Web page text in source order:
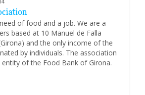
of food and a job. We are a
based at 10 Manuel de Falla
and the only income of the
by individuals. The association
of the Food Bank of Girona.